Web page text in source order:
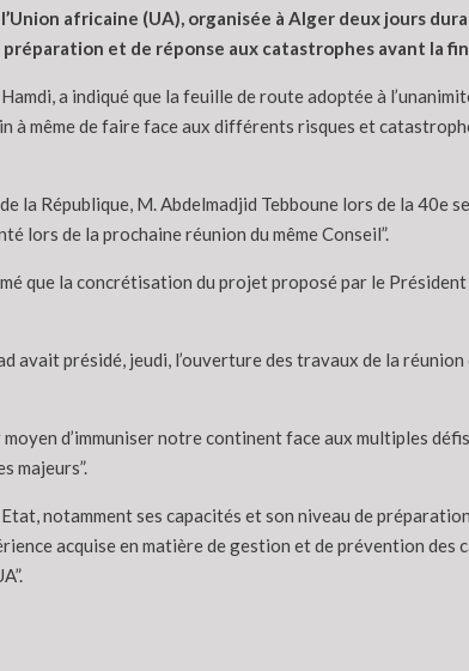
africaine (UA), organisée à Alger deux jours
et de réponse aux catastrophes avant la
a indiqué que la feuille de route adoptée à
à même de faire face aux différents risques et
la République, M. Abdelmadjid Tebboune lors de la 40e
lors de la prochaine réunion du même Conseil”.
que la concrétisation du projet proposé par le Président
avait présidé, jeudi, l’ouverture des travaux de la
d’immuniser notre continent face aux multiples
majeurs”.
notamment ses capacités et son niveau de
acquise en matière de gestion et de prévention des